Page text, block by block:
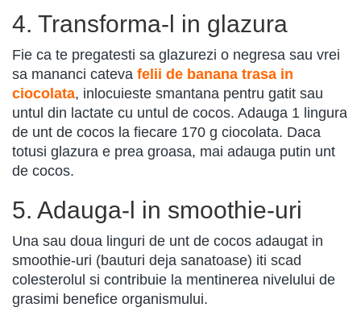
4. Transforma-l in glazura
Fie ca te pregatesti sa glazurezi o negresa sau vrei
sa mananci cateva felii de banana trasa in
ciocolata, inlocuieste smantana pentru gatit sau
untul din lactate cu untul de cocos. Adauga 1 lingura
de unt de cocos la fiecare 170 g ciocolata. Daca
totusi glazura e prea groasa, mai adauga putin unt
de cocos.
5. Adauga-l in smoothie-uri
Una sau doua linguri de unt de cocos adaugat in
smoothie-uri (bauturi deja sanatoase) iti scad
colesterolul si contribuie la mentinerea nivelului de
grasimi benefice organismului.